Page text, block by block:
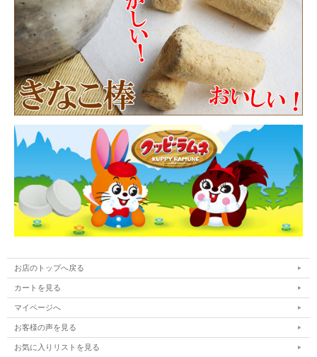
お店のトップへ戻る
カートを見る
マイページへ
お客様の声を見る
お気に入りリストを見る